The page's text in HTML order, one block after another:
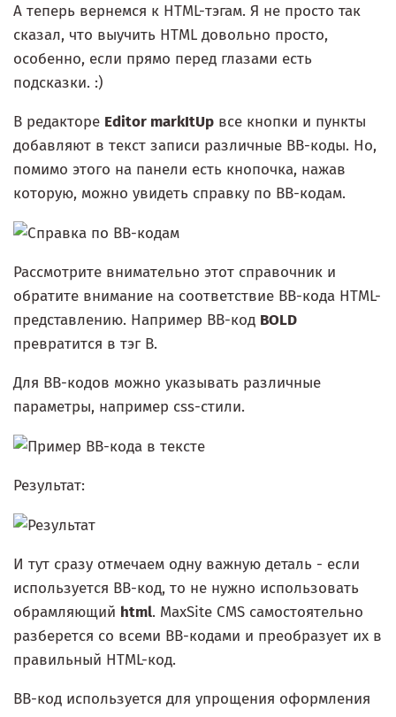
А теперь вернемся к HTML-тэгам. Я не просто так
сказал, что выучить HTML довольно просто,
особенно, если прямо перед глазами есть
подсказки. :)
В редакторе Editor markItUp все кнопки и пункты
добавляют в текст записи различные BB-коды. Но,
помимо этого на панели есть кнопочка, нажав
которую, можно увидеть справку по BB-кодам.
Рассмотрите внимательно этот справочник и
обратите внимание на соответствие ВВ-кода HTML-
представлению. Например ВВ-код BOLD
превратится в тэг B.
Для ВВ-кодов можно указывать различные
параметры, например css-стили.
Результат:
И тут сразу отмечаем одну важную деталь - если
используется BB-код, то не нужно использовать
обрамляющий html. MaxSite CMS самостоятельно
разберется со всеми BB-кодами и преобразует их в
правильный HTML-код.
BB-код используется для упрощения оформления